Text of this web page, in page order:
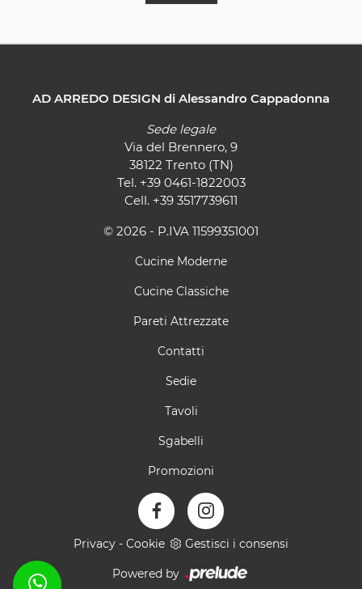
AD ARREDO DESIGN di Alessandro Cappadonna
Sede legale
Via del Brennero, 9
38122 Trento (TN)
Tel. +39 0461-1822003
Cell. +39 3517739611
© 2026 - P.IVA 11599351001
Cucine Moderne
Cucine Classiche
Pareti Attrezzate
Contatti
Sedie
Tavoli
Sgabelli
Promozioni
Privacy - Cookie Gestisci i consensi
Powered by